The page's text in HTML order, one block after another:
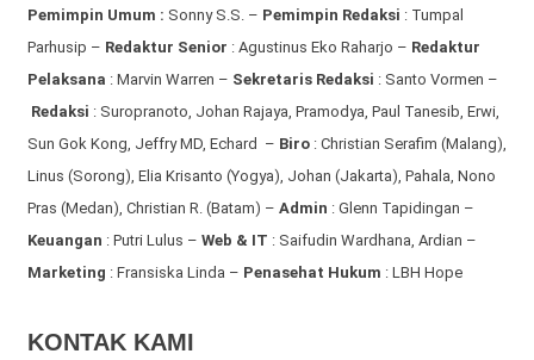
Pemimpin Umum : Sonny S.S. – Pemimpin Redaksi : Tumpal
Parhusip – Redaktur Senior : Agustinus Eko Raharjo – Redaktur
Pelaksana : Marvin Warren – Sekretaris Redaksi : Santo Vormen –
Redaksi : Suropranoto, Johan Rajaya, Pramodya, Paul Tanesib, Erwi,
Sun Gok Kong, Jeffry MD, Echard – Biro: Christian Serafim (Malang),
Linus (Sorong), Elia Krisanto (Yogya), Johan (Jakarta), Pahala, Nono
Pras (Medan), Christian R. (Batam) – Admin : Glenn Tapidingan –
Keuangan : Putri Lulus – Web & IT : Saifudin Wardhana, Ardian –
Marketing : Fransiska Linda – Penasehat Hukum : LBH Hope
KONTAK KAMI